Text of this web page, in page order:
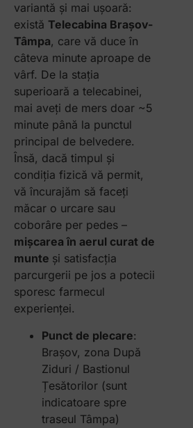
variantă și mai ușoară:
există Telecabina Brașov-
Tâmpa, care vă duce în
câteva minute aproape de
vârf. De la stația
superioară a telecabinei,
mai aveți de mers doar ~5
minute până la punctul
principal de belvedere.
Însă, dacă timpul și
condiția fizică vă permit,
vă încurajăm să faceți
măcar o urcare sau
coborâre per pedes –
mișcarea în aerul curat de
munte și satisfacția
parcurgerii pe jos a potecii
sporesc farmecul
experienței.
Punct de plecare:
Brașov, zona După
Ziduri / Bastionul
Țesătorilor (sunt
indicatoare spre
traseul Tâmpa)